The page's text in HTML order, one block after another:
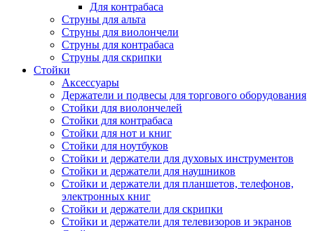
Для контрабаса
Струны для альта
Струны для виолончели
Струны для контрабаса
Струны для скрипки
Стойки
Аксессуары
Держатели и подвесы для торгового оборудования
Стойки для виолончелей
Стойки для контрабаса
Стойки для нот и книг
Стойки для ноутбуков
Стойки и держатели для духовых инструментов
Стойки и держатели для наушников
Стойки и держатели для планшетов, телефонов,
электронных книг
Стойки и держатели для скрипки
Стойки и держатели для телевизоров и экранов